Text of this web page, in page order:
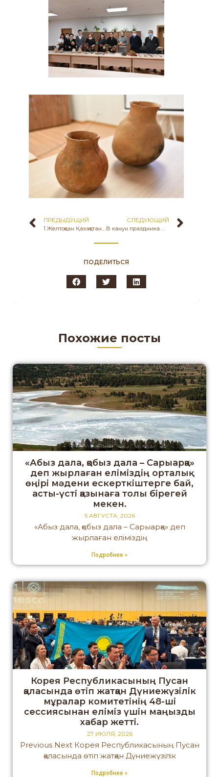
ПРЕДЫДУ́ЩИЙ СЛЕДУЮЩИЙ
ПОДЕЛИТЬСЯ
Похожие посты
«Абыз дала, қобыз дала – Сарыарқа»
деп жырлаған еліміздің орталық
өңірі мәдени ескерткіштерге бай,
асты-үсті қазынаға толы бірегей
мекен.
5 АВГУСТА, 2026
«Абыз дала, қобыз дала – Сарыарқа» деп
жырлаған еліміздің
Подробнее »
Корея Республикасының Пусан
қаласында өтіп жатқан Дүниежүзілік
мұралар комитетінің 48-ші
сессиясынан еліміз үшін маңызды
хабар жетті.
27 ИЮЛЯ, 2026
Previous Next Корея Республикасының Пусан
қаласында өтіп жатқан Дүниежүзілік
Подробнее »